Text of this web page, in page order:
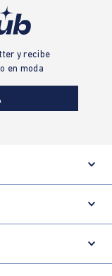
y recibe
en moda